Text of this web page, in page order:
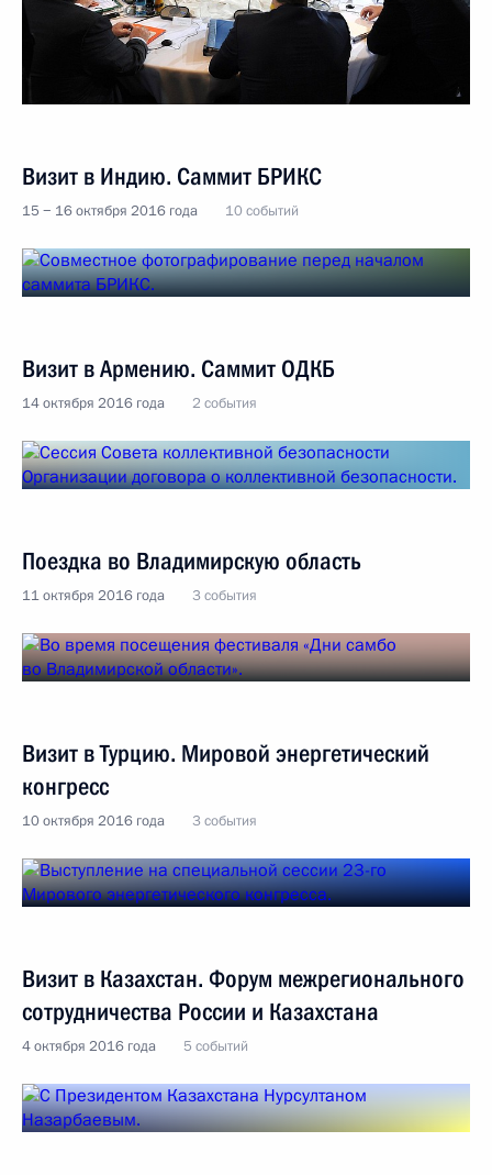
Визит в Индию. Саммит БРИКС
15 − 16 октября 2016 года 10 событий
Визит в Армению. Саммит ОДКБ
14 октября 2016 года 2 события
Поездка во Владимирскую область
11 октября 2016 года 3 события
Визит в Турцию. Мировой энергетический
конгресс
10 октября 2016 года 3 события
Визит в Казахстан. Форум межрегионального
сотрудничества России и Казахстана
4 октября 2016 года 5 событий